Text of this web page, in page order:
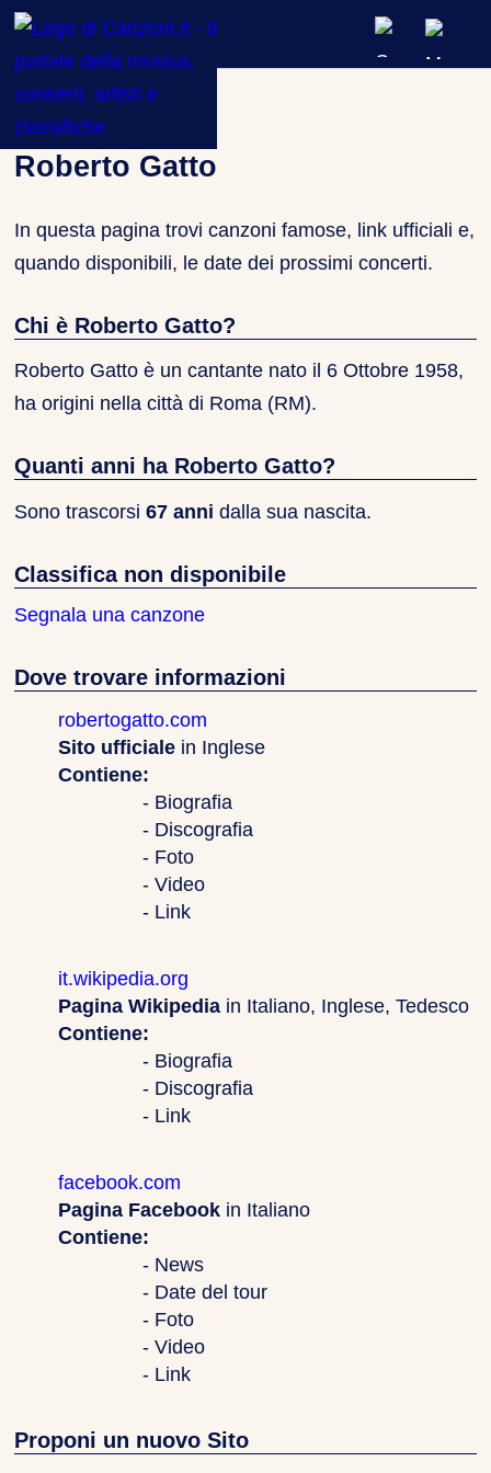
ARTISTI & BAND
CLASSIFICHE MUSICALI
Artisti» Roberto Gatto
Roberto Gatto
In questa pagina trovi canzoni famose, link ufficiali e,
quando disponibili, le date dei prossimi concerti.
Chi è Roberto Gatto?
Roberto Gatto è un cantante nato il 6 Ottobre 1958,
ha origini nella città di Roma (RM).
Quanti anni ha Roberto Gatto?
Sono trascorsi67 anni dalla sua nascita.
Classifica non disponibile
Segnala una canzone
Dove trovare informazioni
robertogatto.com
Sito ufficiale in Inglese
Contiene:
- Biografia
- Discografia
- Foto
- Video
- Link
it.wikipedia.org
Pagina Wikipedia in Italiano, Inglese, Tedesco
Contiene:
- Biografia
- Discografia
- Link
facebook.com
Pagina Facebook in Italiano
Contiene:
- News
- Date del tour
- Foto
- Video
- Link
Proponi un nuovo Sito